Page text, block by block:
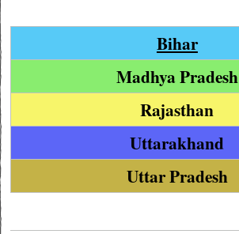
Bihar
Madhya Pradesh
Rajasthan
Uttarakhand
Uttar Pradesh